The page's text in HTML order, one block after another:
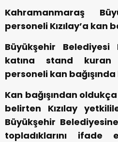
Kahramanmaraş
personeli Kızılay’a kan
Büyükşehir
katına stand kuran
personeli kan
Kan bağışından
belirten Kızılay
Büyükşehir
topladıklarını